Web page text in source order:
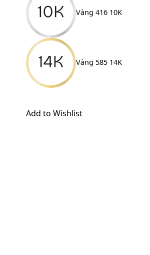
Vàng 416 10K
Vàng 585 14K
Add to Wishlist